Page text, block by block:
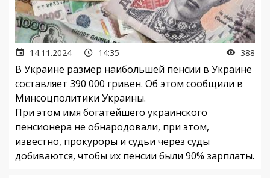
14.11.2024 14:35 388
В Украине размер наибольшей пенсии в Украине
составляет 390 000 гривен. Об этом сообщили в
Минсоцполитики Украины.
При этом имя богатейшего украинского
пенсионера не обнародовали, при этом,
известно, прокуроры и судьи через суды
добиваются, чтобы их пенсии были 90% зарплаты.